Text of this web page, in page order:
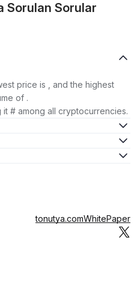
Sorulan Sorular
price is , and the highest
of .
# among all cryptocurrencies.
tonutya.comWhitePaper